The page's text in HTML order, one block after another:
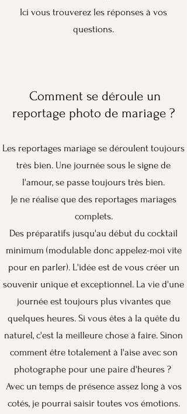
Ici vous trouverez les réponses à vos
questions.
Comment se déroule un
reportage photo de mariage ?
Les reportages mariage se déroulent toujours
très bien. Une journée sous le signe de
l'amour, se passe toujours très bien.
Je ne réalise que des reportages mariages
complets.
Des préparatifs jusqu'au début du cocktail
minimum (modulable donc appelez-moi vite
pour en parler). L'idée est de vous créer un
souvenir unique et exceptionnel. La vie d'une
journée est toujours plus vivantes que
quelques heures. Si vous êtes à la quête du
naturel, c'est la meilleure chose à faire. Sinon
comment être totalement à l'aise avec son
photographe pour une paire d'heures ?
Avec un temps de présence assez long à vos
cotés, je pourrai saisir toutes vos émotions.